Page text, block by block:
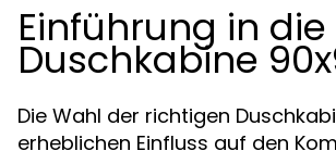
Einführung in
Duschkabine
Die Wahl der richtigen
erheblichen Einfluss auf den